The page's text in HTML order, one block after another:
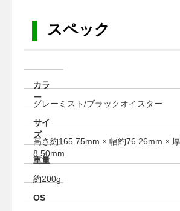
スペック
カラ
ー
グレーミスト/ブラックオイスター
サイ
ズ
高さ約165.75mm × 幅約76.26mm ×
8.50mm
重量
約200g
OS